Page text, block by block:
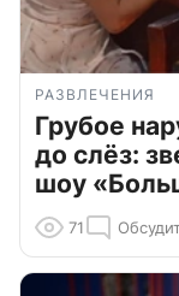
РАЗВЛЕЧЕНИЯ
Грубое
до слёз:
шоу
71